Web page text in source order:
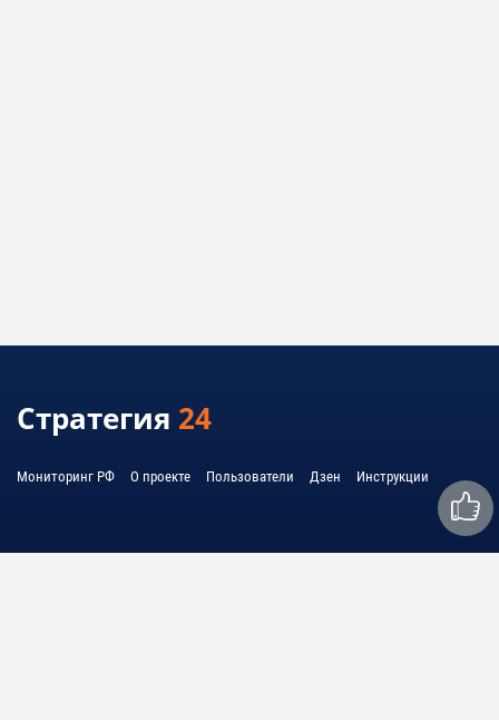
Стратегия 24
Мониторинг РФ О проекте Пользователи Дзен Инструкции